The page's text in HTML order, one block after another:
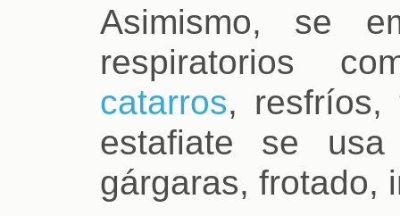
Asimismo, se
respiratorios
catarros, resfríos,
estafiate se
gárgaras, frotado,